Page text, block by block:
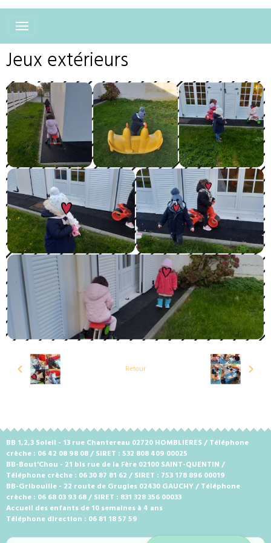
Jeux extérieurs
Retour
BB 1,2,3 Soleil - 13 rue Chantereau 02720 HOMBLIERES / Téléphone
crèche : 06 42 08 98 08 / SIRET : 532 808 409 00025
BB-Bout'Chou - 21 bis rue de la Fère 02100 SAINT-QUENTIN /
Téléphone crèche : 06 30 87 81 62 / SIRET : 753 178 896 00019
BB-Gribouille - 22 route de Grugies 02430 GAUCHY / Téléphone
crèche : 06 68 03 93 68 / SIRET : 831 328 356 00033
Accueil des enfants de 10 semaines à 4 ans
Téléphone direction : 06 81 18 57 59